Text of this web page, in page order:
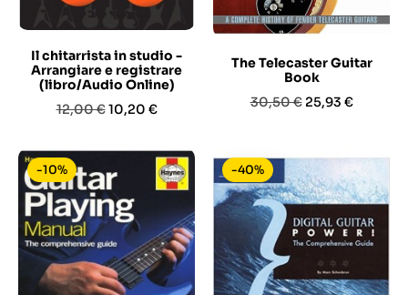
Il chitarrista in studio -
Arrangiare e registrare
(libro/Audio Online)
Prezzo
12,00 €Prezzo
10,20 €
The Telecaster Guitar
Book
Prezzo
30,50 € Prezzo
25,93 €
-10% -40%